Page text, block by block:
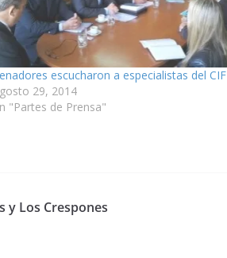
escucharon a especialistas del CIF
29, 2014
"Partes de Prensa"
y Los Crespones